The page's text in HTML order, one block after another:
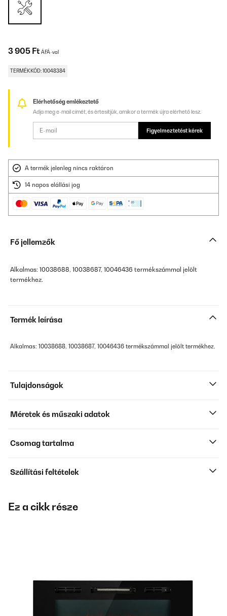
3 905 Ft ÁFÁ-val
TERMÉKKÓD: 10048384
Elérhetőség emlékeztető
Adja meg e-mail címét, és értesítjük, amikor a termék újra elérhető lesz.
Figyelmeztetést kérek
A termék jelenleg nincs raktáron
14 napos elállási jog
Fő jellemzők
Alkalmas: 10038688, 10038687, 10046436 termékszámmal jelölt
termékhez.
Termék leírása
Alkalmas: 10038688, 10038687, 10046436 termékszámmal jelölt termékhez.
Tulajdonságok
Méretek és műszaki adatok
Csomag tartalma
Szállítási feltételek
Ez a cikk része